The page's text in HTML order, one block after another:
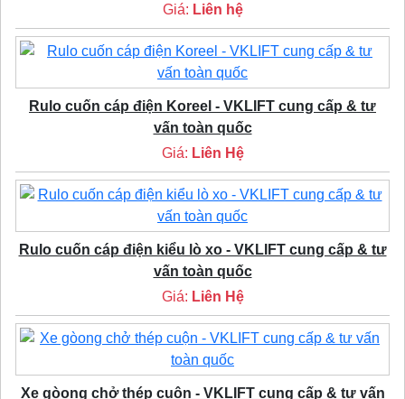
Giá: Liên hệ
Rulo cuốn cáp điện Koreel - VKLIFT cung cấp & tư
vấn toàn quốc
Giá: Liên Hệ
Rulo cuốn cáp điện kiểu lò xo - VKLIFT cung cấp & tư
vấn toàn quốc
Giá: Liên Hệ
Xe gòong chở thép cuộn - VKLIFT cung cấp & tư vấn